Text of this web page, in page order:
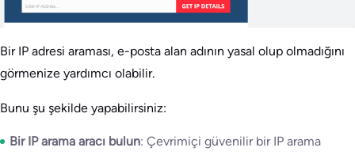
Bir IP adresi araması, e-posta alan adının yasal olup olmadığını
görmenize yardımcı olabilir.
Bunu şu şekilde yapabilirsiniz:
Bir IP arama aracı bulun: Çevrimiçi güvenilir bir IP arama